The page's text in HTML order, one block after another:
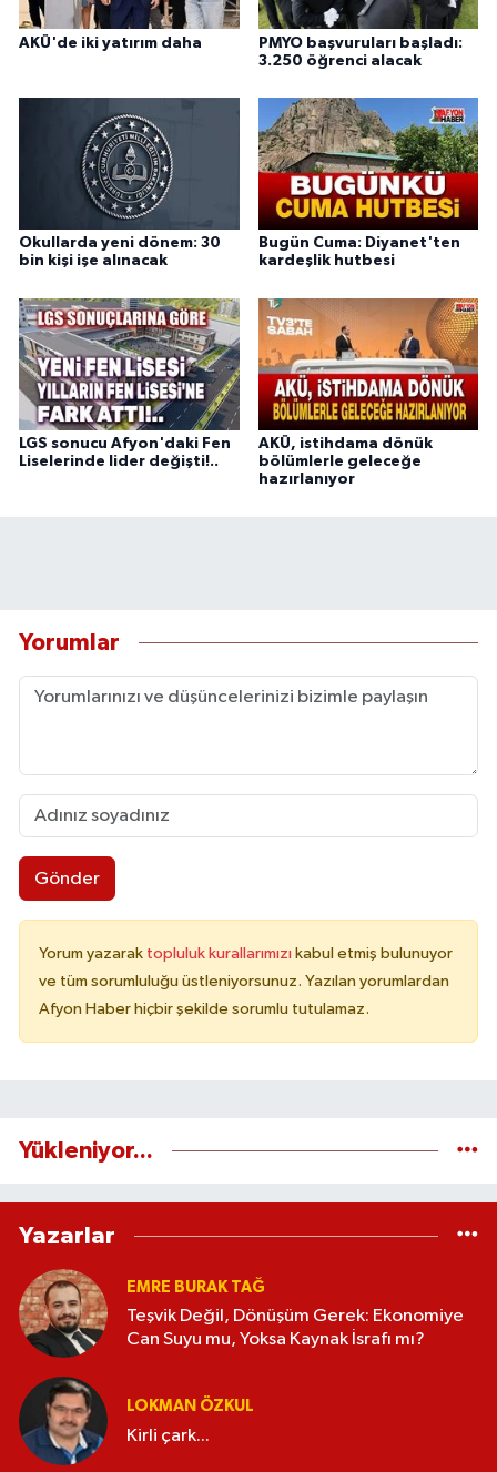
AKÜ'de iki yatırım daha
PMYO başvuruları başladı:
3.250 öğrenci alacak
Okullarda yeni dönem: 30
bin kişi işe alınacak
Bugün Cuma: Diyanet'ten
kardeşlik hutbesi
LGS sonucu Afyon'daki Fen
Liselerinde lider değişti!..
AKÜ, istihdama dönük
bölümlerle geleceğe
hazırlanıyor
Yorumlar
Gönder
Yorum yazarak topluluk kurallarımızı kabul etmiş bulunuyor
ve tüm sorumluluğu üstleniyorsunuz. Yazılan yorumlardan
Afyon Haber hiçbir şekilde sorumlu tutulamaz.
Yükleniyor...
Yazarlar
EMRE BURAK TAĞ
Teşvik Değil, Dönüşüm Gerek: Ekonomiye
Can Suyu mu, Yoksa Kaynak İsrafı mı?
LOKMAN ÖZKUL
Kirli çark...